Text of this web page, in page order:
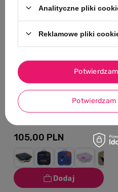
0/5
B.box Lunchbox dla
dzieci do szkoły -
szczelna śniadaniówka
z przegródkami i
wkładem chłodzącym
Night Vision
105,00 PLN
Analityczne pliki
Reklamowe pliki